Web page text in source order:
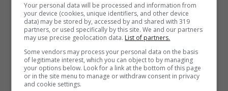
NOTIZIE
Hamburger di prosciutto cotto fatti in casa:
molto più genuini e soprattutto molto più
economici
Your personal data will be processed and information from
your device (cookies, unique identifiers, and other device
data) may be stored by, accessed by and shared with 319
partners, or used specifically by this site. We and our partners
may use precise geolocation data. List of partners.
Some vendors may process your personal data on the basis
of legitimate interest, which you can object to by managing
your options below. Look for a link at the bottom of this page
or in the site menu to manage or withdraw consent in privacy
and cookie settings.